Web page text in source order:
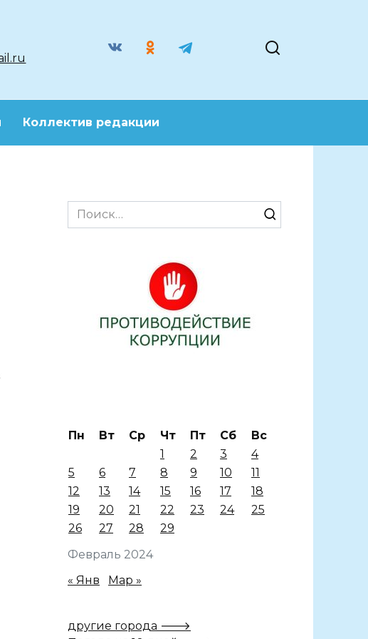
Коллектив редакции
Search
for:
Февраль 2024
Пн Вт Ср Чт Пт Сб
Вс
1
2 3
4
5
6 7 8 9 10
11
12
13 14 15 16 17
18
19
20 21 22 23 24
25
26
27 28 29
« Янв Мар »
другие города 🡒